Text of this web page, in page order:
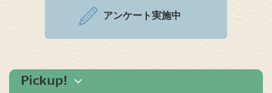
アンケート実施中